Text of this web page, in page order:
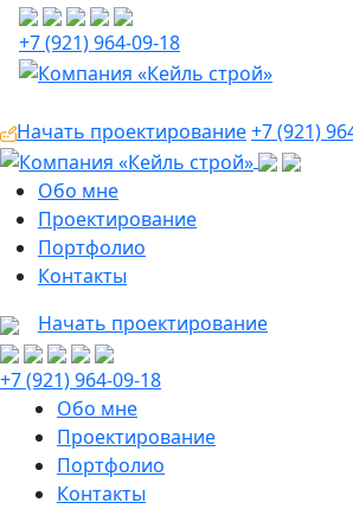
+7 (921) 964-09-18
Начать проектирование+7 (921)
Обо мне
Проектирование
Портфолио
Контакты
Начать проектирование
+7 (921) 964-09-18
Обо мне
Проектирование
Портфолио
Контакты